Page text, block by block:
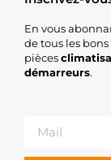
En vous
de tous les
pièces
démarreurs.